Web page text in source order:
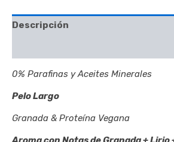
Descripción
0% Parafinas y Aceites Minerales
Pelo Largo
Granada & Proteína Vegana